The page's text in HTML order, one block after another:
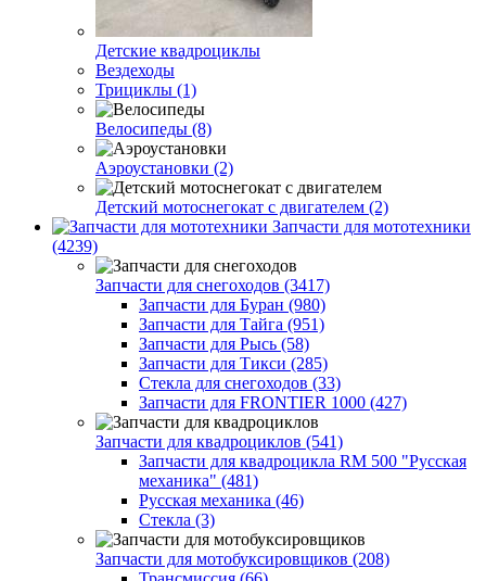
Детские квадроциклы
Вездеходы
Трициклы (1)
Велосипеды (8)
Аэроустановки (2)
Детский мотоснегокат с двигателем (2)
Запчасти для мототехники
(4239)
Запчасти для снегоходов (3417)
Запчасти для Буран (980)
Запчасти для Тайга (951)
Запчасти для Рысь (58)
Запчасти для Тикси (285)
Стекла для снегоходов (33)
Запчасти для FRONTIER 1000 (427)
Запчасти для квадроциклов (541)
Запчасти для квадроцикла RM 500 "Русская
механика" (481)
Русская механика (46)
Стекла (3)
Запчасти для мотобуксировщиков (208)